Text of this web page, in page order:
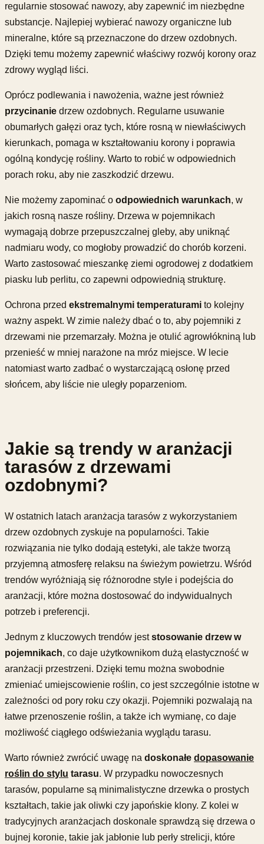
regularnie stosować nawozy, aby zapewnić im niezbędne
substancje. Najlepiej wybierać nawozy organiczne lub
mineralne, które są przeznaczone do drzew ozdobnych.
Dzięki temu możemy zapewnić właściwy rozwój korony oraz
zdrowy wygląd liści.
Oprócz podlewania i nawożenia, ważne jest również
przycinanie drzew ozdobnych. Regularne usuwanie
obumarłych gałęzi oraz tych, które rosną w niewłaściwych
kierunkach, pomaga w kształtowaniu korony i poprawia
ogólną kondycję rośliny. Warto to robić w odpowiednich
porach roku, aby nie zaszkodzić drzewu.
Nie możemy zapominać o odpowiednich warunkach, w
jakich rosną nasze rośliny. Drzewa w pojemnikach
wymagają dobrze przepuszczalnej gleby, aby uniknąć
nadmiaru wody, co mogłoby prowadzić do chorób korzeni.
Warto zastosować mieszankę ziemi ogrodowej z dodatkiem
piasku lub perlitu, co zapewni odpowiednią strukturę.
Ochrona przed ekstremalnymi temperaturami to kolejny
ważny aspekt. W zimie należy dbać o to, aby pojemniki z
drzewami nie przemarzały. Można je otulić agrowłókniną lub
przenieść w mniej narażone na mróz miejsce. W lecie
natomiast warto zadbać o wystarczającą osłonę przed
słońcem, aby liście nie uległy poparzeniom.
Jakie są trendy w aranżacji
tarasów z drzewami
ozdobnymi?
W ostatnich latach aranżacja tarasów z wykorzystaniem
drzew ozdobnych zyskuje na popularności. Takie
rozwiązania nie tylko dodają estetyki, ale także tworzą
przyjemną atmosferę relaksu na świeżym powietrzu. Wśród
trendów wyróżniają się różnorodne style i podejścia do
aranżacji, które można dostosować do indywidualnych
potrzeb i preferencji.
Jednym z kluczowych trendów jeststosowanie drzew w
pojemnikach, co daje użytkownikom dużą elastyczność w
aranżacji przestrzeni. Dzięki temu można swobodnie
zmieniać umiejscowienie roślin, co jest szczególnie istotne w
zależności od pory roku czy okazji. Pojemniki pozwalają na
łatwe przenoszenie roślin, a także ich wymianę, co daje
możliwość ciągłego odświeżania wyglądu tarasu.
Warto również zwrócić uwagę na doskonałe dopasowanie
roślin do stylu tarasu. W przypadku nowoczesnych
tarasów, popularne są minimalistyczne drzewka o prostych
kształtach, takie jak oliwki czy japońskie klony. Z kolei w
tradycyjnych aranżacjach doskonale sprawdzą się drzewa o
bujnej koronie, takie jak jabłonie lub perły strelicji, które